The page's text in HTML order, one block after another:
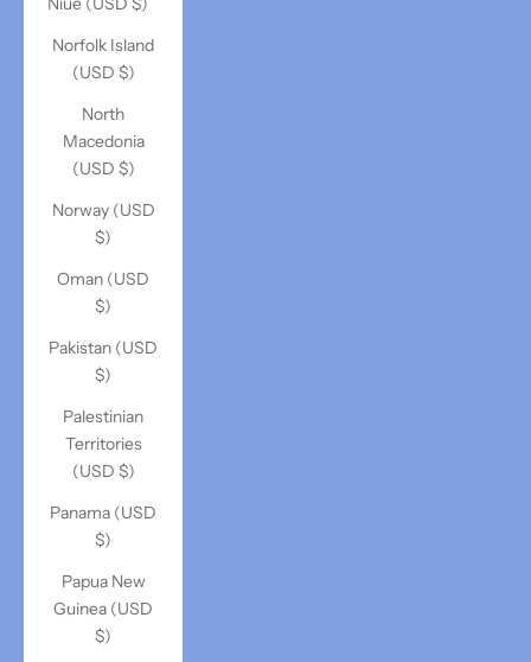
Norfolk Island
(USD $)
North
Macedonia
(USD $)
Norway (USD
$)
Oman (USD
$)
Pakistan (USD
$)
Palestinian
Territories
(USD $)
Panama (USD
$)
Papua New
Guinea (USD
$)